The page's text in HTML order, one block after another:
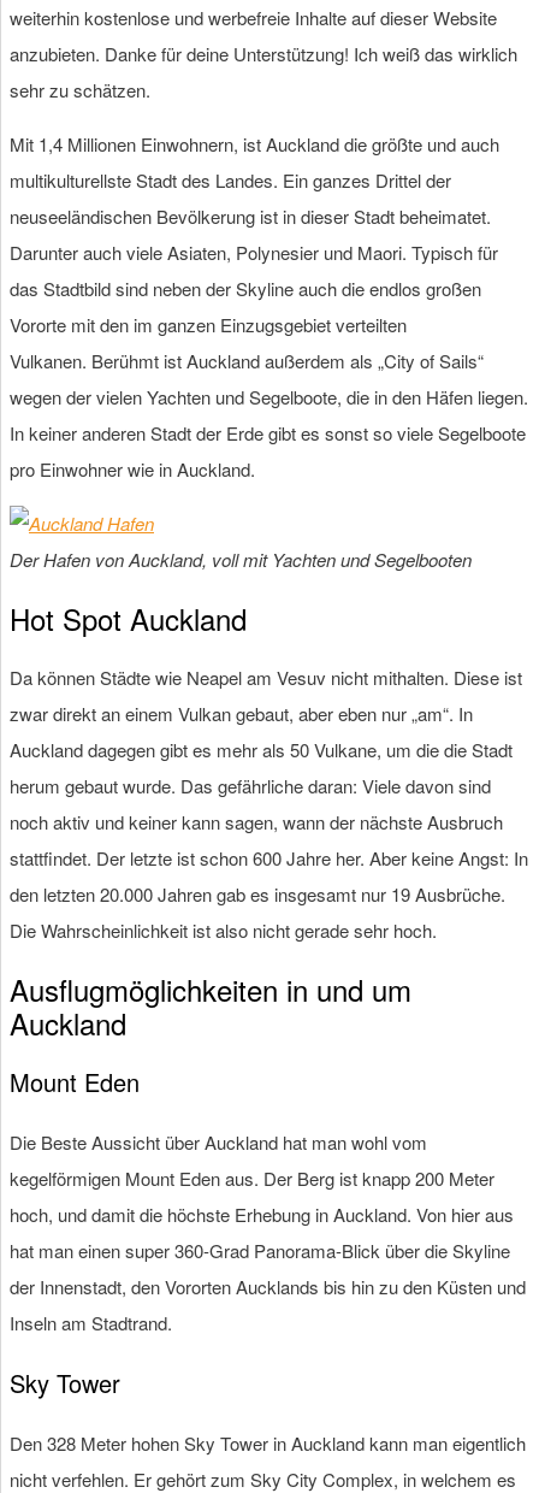
weiterhin kostenlose und werbefreie Inhalte auf dieser Website
anzubieten. Danke für deine Unterstützung! Ich weiß das wirklich
sehr zu schätzen.
Mit 1,4 Millionen Einwohnern, ist Auckland die größte und auch
multikulturellste Stadt des Landes. Ein ganzes Drittel der
neuseeländischen Bevölkerung ist in dieser Stadt beheimatet.
Darunter auch viele Asiaten, Polynesier und Maori. Typisch für
das Stadtbild sind neben der Skyline auch die endlos großen
Vororte mit den im ganzen Einzugsgebiet verteilten
Vulkanen. Berühmt ist Auckland außerdem als „City of Sails“
wegen der vielen Yachten und Segelboote, die in den Häfen liegen.
In keiner anderen Stadt der Erde gibt es sonst so viele Segelboote
pro Einwohner wie in Auckland.
Der Hafen von Auckland, voll mit Yachten und Segelbooten
Hot Spot Auckland
Da können Städte wie Neapel am Vesuv nicht mithalten. Diese ist
zwar direkt an einem Vulkan gebaut, aber eben nur „am“. In
Auckland dagegen gibt es mehr als 50 Vulkane, um die die Stadt
herum gebaut wurde. Das gefährliche daran: Viele davon sind
noch aktiv und keiner kann sagen, wann der nächste Ausbruch
stattfindet. Der letzte ist schon 600 Jahre her. Aber keine Angst: In
den letzten 20.000 Jahren gab es insgesamt nur 19 Ausbrüche.
Die Wahrscheinlichkeit ist also nicht gerade sehr hoch.
Ausflugmöglichkeiten in und um
Auckland
Mount Eden
Die Beste Aussicht über Auckland hat man wohl vom
kegelförmigen Mount Eden aus. Der Berg ist knapp 200 Meter
hoch, und damit die höchste Erhebung in Auckland. Von hier aus
hat man einen super 360-Grad Panorama-Blick über die Skyline
der Innenstadt, den Vororten Aucklands bis hin zu den Küsten und
Inseln am Stadtrand.
Sky Tower
Den 328 Meter hohen Sky Tower in Auckland kann man eigentlich
nicht verfehlen. Er gehört zum Sky City Complex, in welchem es